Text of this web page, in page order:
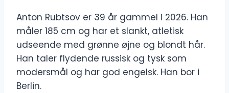
Anton Rubtsov er 39 år gammel i 2026. Han
måler 185 cm og har et slankt, atletisk
udseende med grønne øjne og blondt hår.
Han taler flydende russisk og tysk som
modersmål og har god engelsk. Han bor i
Berlin.